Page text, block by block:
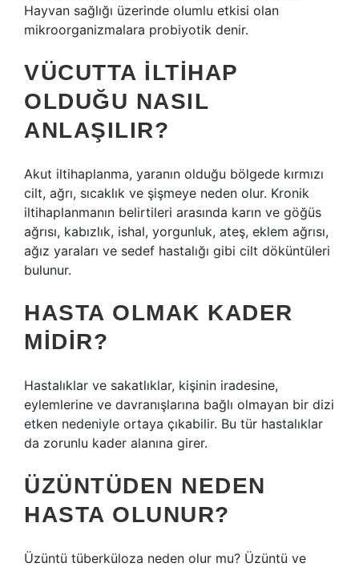
Hayvan sağlığı üzerinde olumlu etkisi olan
mikroorganizmalara probiyotik denir.
VÜCUTTA ILTIHAP
OLDUĞU NASIL
ANLAŞILIR?
Akut iltihaplanma, yaranın olduğu bölgede kırmızı
cilt, ağrı, sıcaklık ve şişmeye neden olur. Kronik
iltihaplanmanın belirtileri arasında karın ve göğüs
ağrısı, kabızlık, ishal, yorgunluk, ateş, eklem ağrısı,
ağız yaraları ve sedef hastalığı gibi cilt döküntüleri
bulunur.
HASTA OLMAK KADER
MIDIR?
Hastalıklar ve sakatlıklar, kişinin iradesine,
eylemlerine ve davranışlarına bağlı olmayan bir dizi
etken nedeniyle ortaya çıkabilir. Bu tür hastalıklar
da zorunlu kader alanına girer.
ÜZÜNTÜDEN NEDEN
HASTA OLUNUR?
Üzüntü tüberküloza neden olur mu? Üzüntü ve